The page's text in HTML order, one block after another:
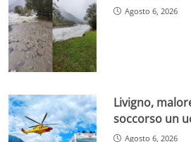
Agosto 6, 2026
Livigno,
soccorso un
Agosto 6, 2026